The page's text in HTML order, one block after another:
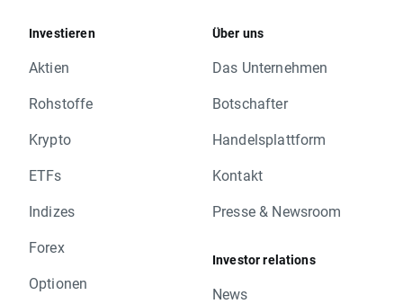
Investieren
Aktien
Rohstoffe
Krypto
ETFs
Indizes
Forex
Optionen
Über uns
Das Unternehmen
Botschafter
Handelsplattform
Kontakt
Presse & Newsroom
Investor relations
News